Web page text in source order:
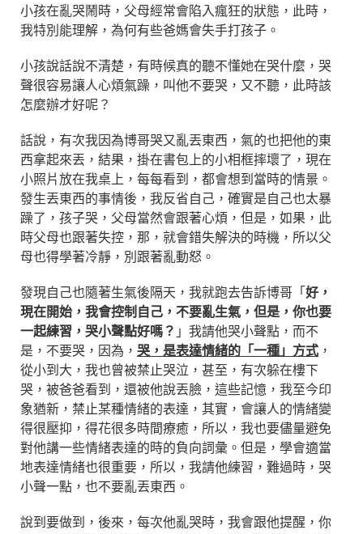
小孩在亂哭鬧時，父母經常會陷入瘋狂的狀態，此時，
我特別能理解，為何有些爸媽會失手打孩子。
小孩說話說不清楚，有時候真的聽不懂她在哭什麼，哭
聲很容易讓人心煩氣躁，叫他不要哭，又不聽，此時該
怎麼辦才好呢？
話說，有次我因為博哥哭又亂丟東西，氣的也把他的東
西拿起來丟，結果，掛在書包上的小相框摔壞了，現在
小照片放在我桌上，每每看到，都會想到當時的情景。
發生丟東西的事情後，我反省自己，確實是自己也太暴
躁了，孩子哭，父母當然會跟著心煩，但是，如果，此
時父母也跟著失控，那，就會錯失解決的時機，所以父
母也得學著冷靜，別跟著亂動怒。
發現自己也隨著生氣後隔天，我就跑去告訴博哥「 好，
現在開始，我會控制自己，不要亂生氣，但是，你也要
一起練習，哭小聲點好嗎？ 」我請他哭小聲點，而不
是，不要哭，因為， 哭，是表達情緒的「一種」方式 ，
從小到大，我也曾被禁止哭泣，甚至，有次躲在樓下
哭，被爸爸看到，還被他說丟臉，這些記憶，我至今印
象猶新，禁止某種情緒的表達，其實，會讓人的情緒變
得很壓抑，得花很多時間療癒，所以，我也要儘量避免
對他講一些情緒表達的時的負向詞彙。但是，學會適當
地表達情緒也很重要，所以，我請他練習，難過時，哭
小聲一點，也不要亂丟東西。
說到要做到，後來，每次他亂哭時，我會跟他提醒，你